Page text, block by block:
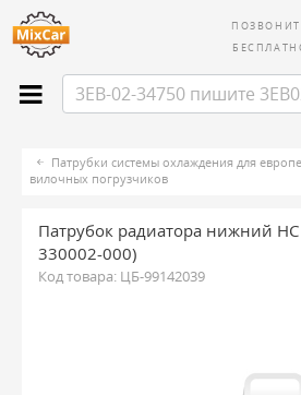
Патрубки системы охлаждения для
вилочных погрузчиков
Патрубок радиатора нижний HC
330002-000)
Код товара: ЦБ-99142039